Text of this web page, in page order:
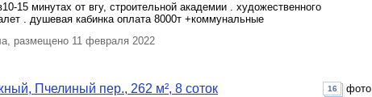
15 минутах от вгу, строительной академии . художественного
. душевая кабинка оплата 8000т +коммунальные
размещено 11 февраля 2022
Пчелиный пер., 262 м², 8 соток 16 фото